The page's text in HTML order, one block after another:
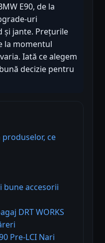
E90, de la
uri
jante. Prețurile
la momentul
Iată ce alegem
decizie pentru
ce
bune accesorii
DRT WORKS
Pre-LCI Nari